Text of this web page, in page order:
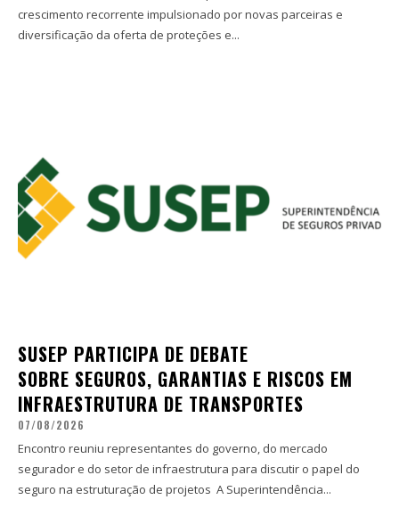
crescimento recorrente impulsionado por novas parceiras e
diversificação da oferta de proteções e...
SUSEP PARTICIPA DE DEBATE
SOBRE SEGUROS, GARANTIAS E RISCOS EM
INFRAESTRUTURA DE TRANSPORTES
07/08/2026
Encontro reuniu representantes do governo, do mercado
segurador e do setor de infraestrutura para discutir o papel do
seguro na estruturação de projetos A Superintendência...